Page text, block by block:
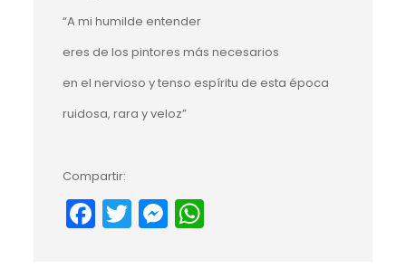
“A mi humilde entender
eres de los pintores más necesarios
en el nervioso y tenso espíritu de esta época
ruidosa, rara y veloz”
Compartir:
Facebook
TwitterMessenger
WhatsApp